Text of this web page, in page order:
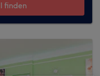
finden